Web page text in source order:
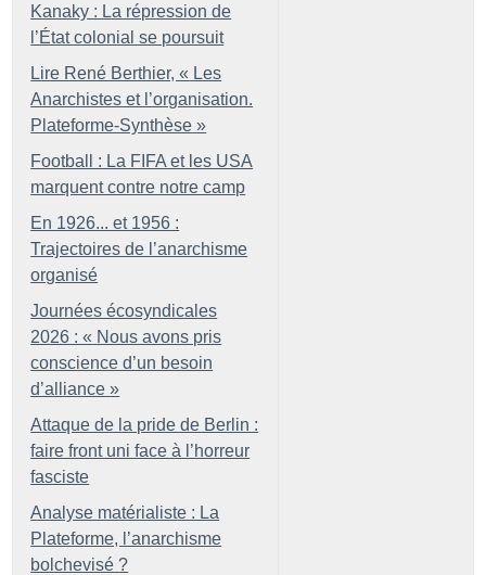
Kanaky : La répression de
l’État colonial se poursuit
Lire René Berthier, « Les
Anarchistes et l’organisation.
Plateforme-Synthèse »
Football : La FIFA et les USA
marquent contre notre camp
En 1926... et 1956 :
Trajectoires de l’anarchisme
organisé
Journées écosyndicales
2026 : « Nous avons pris
conscience d’un besoin
d’alliance »
Attaque de la pride de Berlin :
faire front uni face à l’horreur
fasciste
Analyse matérialiste : La
Plateforme, l’anarchisme
bolchevisé ?